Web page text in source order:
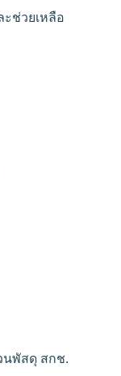
ช่วยเหลือ
นพัสดุ สกช.